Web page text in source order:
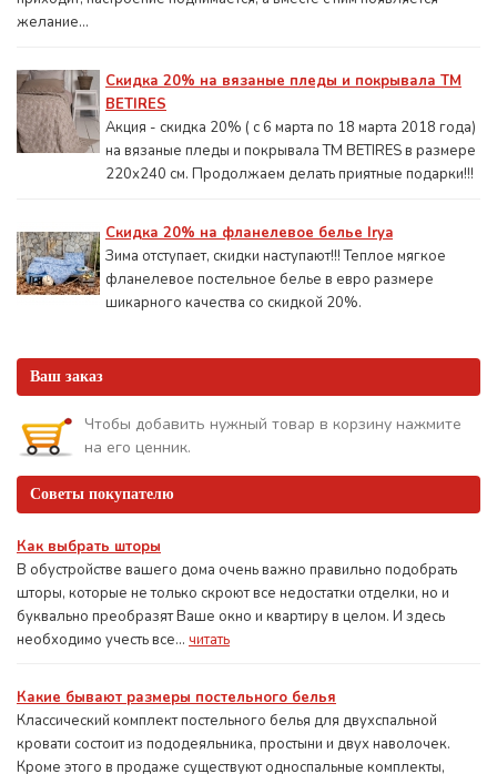
желание...
Скидка 20% на вязаные пледы и покрывала ТМ
BETIRES
Акция - скидка 20% ( с 6 марта по 18 марта 2018 года)
на вязаные пледы и покрывала ТМ BETIRES в размере
220х240 см. Продолжаем делать приятные подарки!!!
Скидка 20% на фланелевое белье Irya
Зима отступает, скидки наступают!!! Теплое мягкое
фланелевое постельное белье в евро размере
шикарного качества со скидкой 20%.
Ваш заказ
Чтобы добавить нужный товар в корзину нажмите
на его ценник.
Советы покупателю
Как выбрать шторы
В обустройстве вашего дома очень важно правильно подобрать
шторы, которые не только скроют все недостатки отделки, но и
буквально преобразят Ваше окно и квартиру в целом. И здесь
необходимо учесть все... читать
Какие бывают размеры постельного белья
Классический комплект постельного белья для двухспальной
кровати состоит из пододеяльника, простыни и двух наволочек.
Кроме этого в продаже существуют односпальные комплекты,